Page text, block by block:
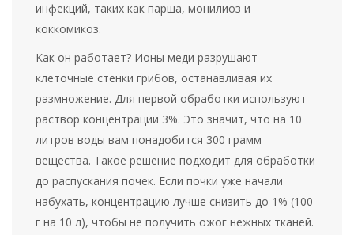
инфекций, таких как парша, монилиоз и
коккомикоз.
Как он работает? Ионы меди разрушают
клеточные стенки грибов, останавливая их
размножение. Для первой обработки используют
раствор концентрации 3%. Это значит, что на 10
литров воды вам понадобится 300 грамм
вещества. Такое решение подходит для обработки
до распускания почек. Если почки уже начали
набухать, концентрацию лучше снизить до 1% (100
г на 10 л), чтобы не получить ожог нежных тканей.